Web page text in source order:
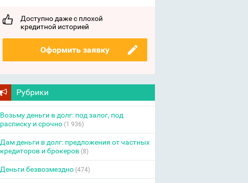
Доступно даже с плохой
кредитной историей
Оформить заявку
Рубрики
Возьму деньги в долг: под залог, под
расписку и срочно(1 936)
Дам деньги в долг: предложения от частных
кредиторов и брокеров(8)
Деньги безвозмездно(474)